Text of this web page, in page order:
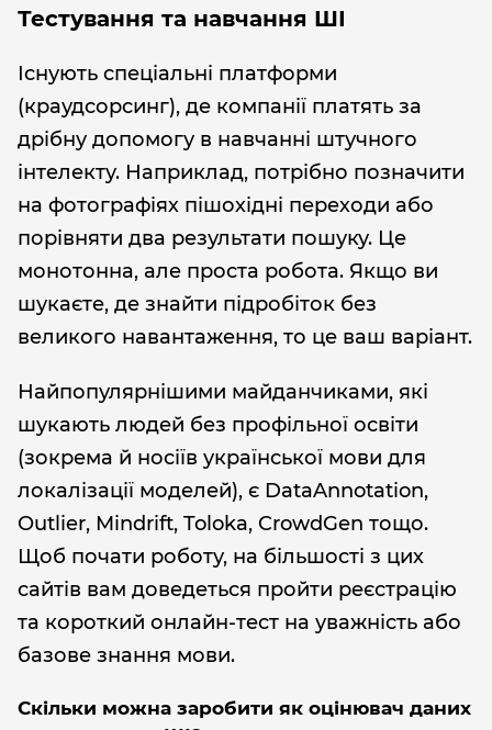
Тестування та навчання ШІ
Існують спеціальні платформи
(краудсорсинг), де компанії платять за
дрібну допомогу в навчанні штучного
інтелекту. Наприклад, потрібно позначити
на фотографіях пішохідні переходи або
порівняти два результати пошуку. Це
монотонна, але проста робота. Якщо ви
шукаєте, де знайти підробіток без
великого навантаження, то це ваш варіант.
Найпопулярнішими майданчиками, які
шукають людей без профільної освіти
(зокрема й носіїв української мови для
локалізації моделей), є DataAnnotation,
Outlier, Mindrift, Toloka, CrowdGen тощо.
Щоб почати роботу, на більшості з цих
сайтів вам доведеться пройти реєстрацію
та короткий онлайн-тест на уважність або
базове знання мови.
Скільки можна заробити як оцінювач даних